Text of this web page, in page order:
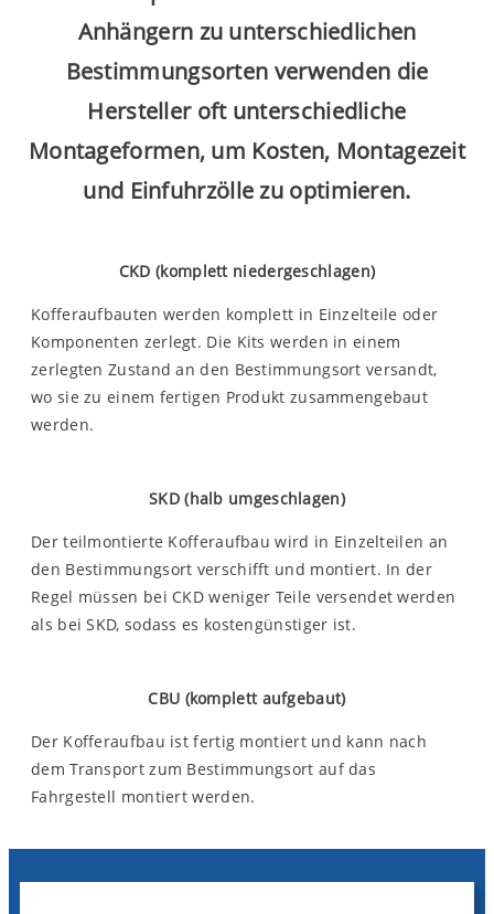
Anhängern zu unterschiedlichen
Bestimmungsorten verwenden die
Hersteller oft unterschiedliche
Montageformen, um Kosten, Montagezeit
und Einfuhrzölle zu optimieren.
CKD (komplett niedergeschlagen)
Kofferaufbauten werden komplett in Einzelteile oder
Komponenten zerlegt. Die Kits werden in einem
zerlegten Zustand an den Bestimmungsort versandt,
wo sie zu einem fertigen Produkt zusammengebaut
werden.
SKD (halb umgeschlagen)
Der teilmontierte Kofferaufbau wird in Einzelteilen an
den Bestimmungsort verschifft und montiert. In der
Regel müssen bei CKD weniger Teile versendet werden
als bei SKD, sodass es kostengünstiger ist.
CBU (komplett aufgebaut)
Der Kofferaufbau ist fertig montiert und kann nach
dem Transport zum Bestimmungsort auf das
Fahrgestell montiert werden.